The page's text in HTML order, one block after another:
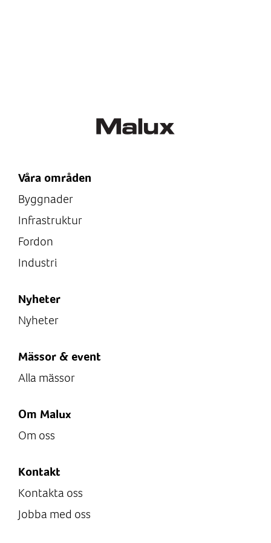
Våra områden
Byggnader
Infrastruktur
Fordon
Industri
Nyheter
Nyheter
Mässor & event
Alla mässor
Om Malux
Om oss
Kontakt
Kontakta oss
Jobba med oss